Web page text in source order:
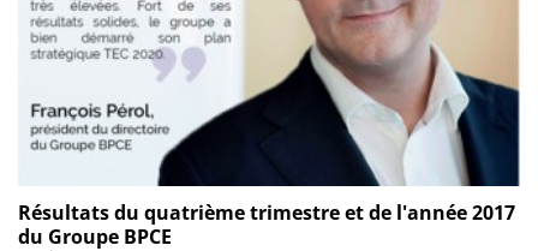
Résultats du quatrième trimestre et de l'année 2017
du Groupe BPCE